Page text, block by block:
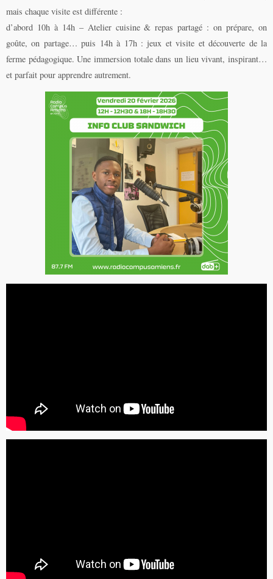
mais chaque visite est différente :
d’abord 10h à 14h – Atelier cuisine & repas partagé : on prépare, on
goûte, on partage… puis 14h à 17h : jeux et visite et découverte de la
ferme pédagogique. Une immersion totale dans un lieu vivant, inspirant…
et parfait pour apprendre autrement.